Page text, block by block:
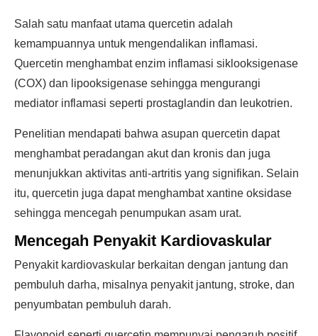
Salah satu manfaat utama quercetin adalah
kemampuannya untuk mengendalikan inflamasi.
Quercetin menghambat enzim inflamasi siklooksigenase
(COX) dan lipooksigenase sehingga mengurangi
mediator inflamasi seperti prostaglandin dan leukotrien.
Penelitian mendapati bahwa asupan quercetin dapat
menghambat peradangan akut dan kronis dan juga
menunjukkan aktivitas anti-artritis yang signifikan. Selain
itu, quercetin juga dapat menghambat xantine oksidase
sehingga mencegah penumpukan asam urat.
Mencegah Penyakit Kardiovaskular
Penyakit kardiovaskular berkaitan dengan jantung dan
pembuluh darha, misalnya penyakit jantung, stroke, dan
penyumbatan pembuluh darah.